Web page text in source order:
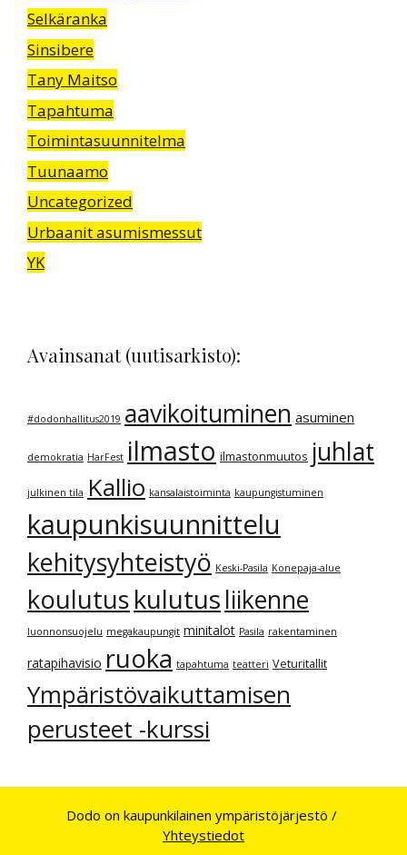
Selkäranka
Sinsibere
Tany Maitso
Tapahtuma
Toimintasuunnitelma
Tuunaamo
Uncategorized
Urbaanit asumismessut
YK
Avainsanat (uutisarkisto):
#dodonhallitus2019 aavikoituminen asuminen
demokratia HarFest ilmasto ilmastonmuutos juhlat
julkinen tila Kallio kansalaistoiminta kaupungistuminen
kaupunkisuunnittelu
kehitysyhteistyö Keski-Pasila Konepaja-alue
koulutuskulutusliikenne
luonnonsuojelu megakaupungit minitalot Pasila rakentaminen
ratapihavisio ruoka tapahtuma teatteri Veturitallit
Ympäristövaikuttamisen
perusteet -kurssi
Dodo on kaupunkilainen ympäristöjärjestö /
Yhteystiedot